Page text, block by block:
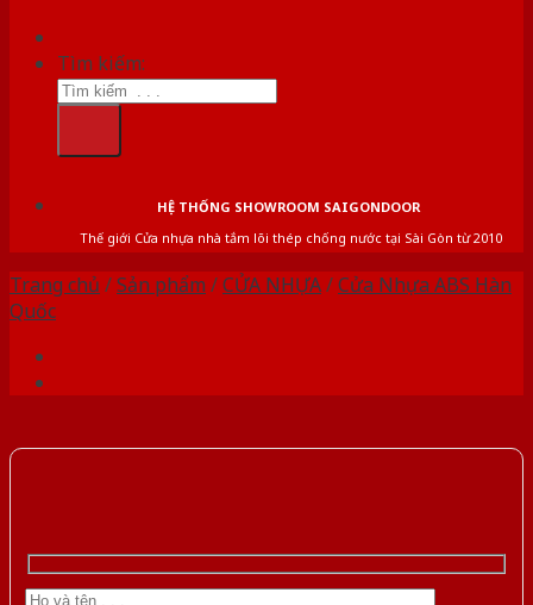
Tìm kiếm:
HỆ THỐNG SHOWROOM SAIGONDOOR
Thế giới Cửa nhựa nhà tắm lõi thép chống nước tại Sài Gòn từ 2010
Trang chủ /Sản phẩm /CỬA NHỰA/Cửa Nhựa ABS Hàn
Quốc